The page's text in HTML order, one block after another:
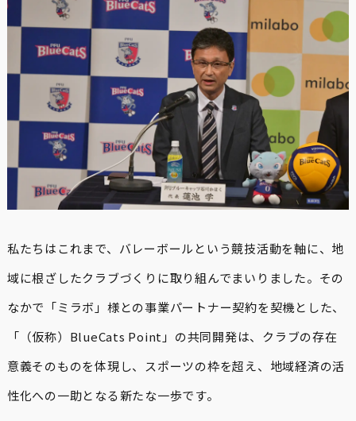
私たちはこれまで、バレーボールという競技活動を軸に、地
域に根ざしたクラブづくりに取り組んでまいりました。その
なかで「ミラボ」様との事業パートナー契約を契機とした、
「（仮称）BlueCats Point」の共同開発は、クラブの存在
意義そのものを体現し、スポーツの枠を超え、地域経済の活
性化への一助となる新たな一歩です。